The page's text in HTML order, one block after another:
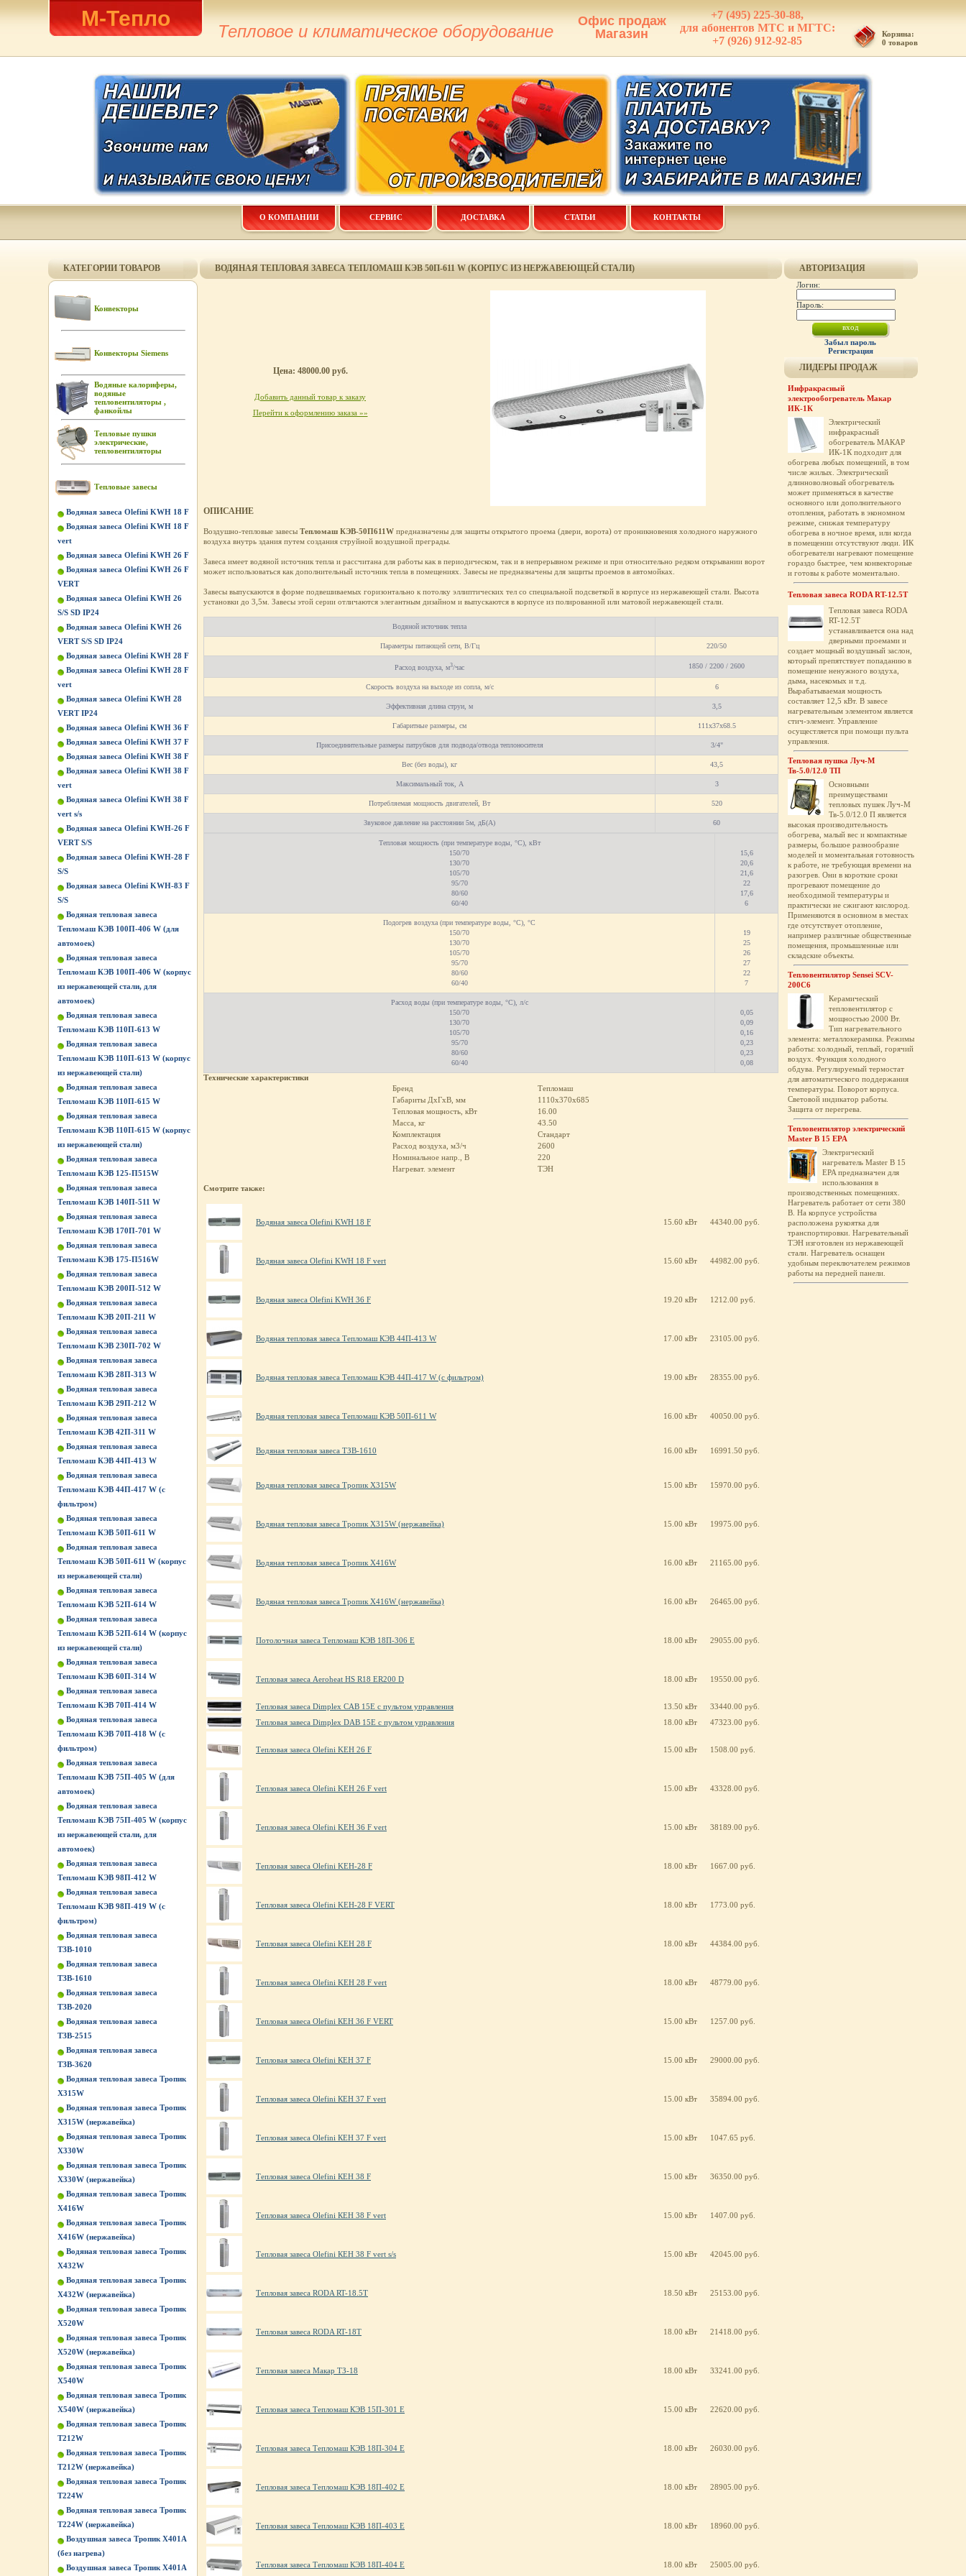
М-Тепло
Тепловое и климатическое оборудование
Офис продаж
Магазин
+7 (495) 225-30-88,
для абонентов МТС и МГТС:
+7 (926) 912-92-85
Корзина:
0 товаров
О КОМПАНИИ СЕРВИС ДОСТАВКА СТАТЬИ КОНТАКТЫ
КАТЕГОРИИ ТОВАРОВ
Конвекторы
Конвекторы Siemens
Водяные калориферы,
водяные
тепловентиляторы ,
фанкойлы
Тепловые пушки
электрические,
тепловентиляторы
Тепловые завесы
Водяная завеса Olefini KWH 18 F
Водяная завеса Olefini KWH 18 F
vert
Водяная завеса Olefini KWH 26 F
Водяная завеса Olefini KWH 26 F
VERT
Водяная завеса Olefini KWH 26
S/S SD IP24
Водяная завеса Olefini KWH 26
VERT S/S SD IP24
Водяная завеса Olefini KWH 28 F
Водяная завеса Olefini KWH 28 F
vert
Водяная завеса Olefini KWH 28
VERT IP24
Водяная завеса Olefini KWH 36 F
Водяная завеса Olefini KWH 37 F
Водяная завеса Olefini KWH 38 F
Водяная завеса Olefini KWH 38 F
vert
Водяная завеса Olefini KWH 38 F
vert s/s
Водяная завеса Olefini KWH-26 F
VERT S/S
Водяная завеса Olefini KWH-28 F
S/S
Водяная завеса Olefini KWH-83 F
S/S
Водяная тепловая завеса
Тепломаш КЭВ 100П-406 W (для
автомоек)
Водяная тепловая завеса
Тепломаш КЭВ 100П-406 W (корпус
из нержавеющей стали, для
автомоек)
Водяная тепловая завеса
Тепломаш КЭВ 110П-613 W
Водяная тепловая завеса
Тепломаш КЭВ 110П-613 W (корпус
из нержавеющей стали)
Водяная тепловая завеса
Тепломаш КЭВ 110П-615 W
Водяная тепловая завеса
Тепломаш КЭВ 110П-615 W (корпус
из нержавеющей стали)
Водяная тепловая завеса
Тепломаш КЭВ 125-П515W
Водяная тепловая завеса
Тепломаш КЭВ 140П-511 W
Водяная тепловая завеса
Тепломаш КЭВ 170П-701 W
Водяная тепловая завеса
Тепломаш КЭВ 175-П516W
Водяная тепловая завеса
Тепломаш КЭВ 200П-512 W
Водяная тепловая завеса
Тепломаш КЭВ 20П-211 W
Водяная тепловая завеса
Тепломаш КЭВ 230П-702 W
Водяная тепловая завеса
Тепломаш КЭВ 28П-313 W
Водяная тепловая завеса
Тепломаш КЭВ 29П-212 W
Водяная тепловая завеса
Тепломаш КЭВ 42П-311 W
Водяная тепловая завеса
Тепломаш КЭВ 44П-413 W
Водяная тепловая завеса
Тепломаш КЭВ 44П-417 W (с
фильтром)
Водяная тепловая завеса
Тепломаш КЭВ 50П-611 W
Водяная тепловая завеса
Тепломаш КЭВ 50П-611 W (корпус
из нержавеющей стали)
Водяная тепловая завеса
Тепломаш КЭВ 52П-614 W
Водяная тепловая завеса
Тепломаш КЭВ 52П-614 W (корпус
из нержавеющей стали)
Водяная тепловая завеса
Тепломаш КЭВ 60П-314 W
Водяная тепловая завеса
Тепломаш КЭВ 70П-414 W
Водяная тепловая завеса
Тепломаш КЭВ 70П-418 W (с
фильтром)
Водяная тепловая завеса
Тепломаш КЭВ 75П-405 W (для
автомоек)
Водяная тепловая завеса
Тепломаш КЭВ 75П-405 W (корпус
из нержавеющей стали, для
автомоек)
Водяная тепловая завеса
Тепломаш КЭВ 98П-412 W
Водяная тепловая завеса
Тепломаш КЭВ 98П-419 W (с
фильтром)
Водяная тепловая завеса
ТЗВ-1010
Водяная тепловая завеса
ТЗВ-1610
Водяная тепловая завеса
ТЗВ-2020
Водяная тепловая завеса
ТЗВ-2515
Водяная тепловая завеса
ТЗВ-3620
Водяная тепловая завеса Тропик
X315W
Водяная тепловая завеса Тропик
X315W (нержавейка)
Водяная тепловая завеса Тропик
X330W
Водяная тепловая завеса Тропик
X330W (нержавейка)
Водяная тепловая завеса Тропик
X416W
Водяная тепловая завеса Тропик
X416W (нержавейка)
Водяная тепловая завеса Тропик
X432W
Водяная тепловая завеса Тропик
X432W (нержавейка)
Водяная тепловая завеса Тропик
X520W
Водяная тепловая завеса Тропик
X520W (нержавейка)
Водяная тепловая завеса Тропик
X540W
Водяная тепловая завеса Тропик
X540W (нержавейка)
Водяная тепловая завеса Тропик
Т212W
Водяная тепловая завеса Тропик
Т212W (нержавейка)
Водяная тепловая завеса Тропик
Т224W
Водяная тепловая завеса Тропик
Т224W (нержавейка)
Воздушная завеса Тропик X401А
(без нагрева)
Воздушная завеса Тропик X401А
ВОДЯНАЯ ТЕПЛОВАЯ ЗАВЕСА ТЕПЛОМАШ КЭВ 50П-611 W (КОРПУС ИЗ НЕРЖАВЕЮЩЕЙ СТАЛИ)
Цена: 48000.00 руб.
Добавить данный товар к заказу
Перейти к оформлению заказа »»
ОПИСАНИЕ
Воздушно-тепловые завесы Тепломаш КЭВ-50П611W предназначены для защиты открытого проема (двери, ворота) от проникновения холодного наружного
воздуха внутрь здания путем создания струйной воздушной преграды.
Завеса имеет водяной источник тепла и рассчитана для работы как в периодическом, так и в непрерывном режиме и при относительно редком открывании ворот
может использоваться как дополнительный источник тепла в помещениях. Завесы не предназначены для защиты проемов в автомойках.
Завесы выпускаются в форме подвешиваемых горизонтально к потолку эллиптических тел со специальной подсветкой в корпусе из нержавеющей стали. Высота
установки до 3,5м. Завесы этой серии отличаются элегантным дизайном и выпускаются в корпусе из полированной или матовой нержавеющей стали.
Водяной источник тепла
Параметры питающей сети, В/Гц 220/50
Расход воздуха, м3/час 1850 / 2200 / 2600
Скорость воздуха на выходе из сопла, м/с 6
Эффективная длина струи, м 3,5
Габаритные размеры, см 111x37x68.5
Присоединительные размеры патрубков для подвода/отвода теплоносителя 3/4"
Вес (без воды), кг 43,5
Максимальный ток, А 3
Потребляемая мощность двигателей, Вт 520
Звуковое давление на расстоянии 5м, дБ(А) 60
Тепловая мощность (при температуре воды, °С), кВт
150/70
130/70
105/70
95/70
80/60
60/40
15,6
20,6
21,6
22
17,6
6
Подогрев воздуха (при температуре воды, °С), °С
150/70
130/70
105/70
95/70
80/60
60/40
19
25
26
27
22
7
Расход воды (при температуре воды, °С), л/с
150/70
130/70
105/70
95/70
80/60
60/40
0,05
0,09
0,16
0,23
0,23
0,08
Технические характеристики
Бренд
Тепломаш
Габариты ДхГхВ, мм
1110х370х685
Тепловая мощность, кВт
16.00
Масса, кг
43.50
Комплектация
Стандарт
Расход воздуха, м3/ч
2600
Номинальное напр., В
220
Нагреват. элемент
ТЭН
Смотрите также:
Водяная завеса Olefini KWH 18 F 15.60 кВт 44340.00 руб.
Водяная завеса Olefini KWH 18 F vert 15.60 кВт 44982.00 руб.
Водяная завеса Olefini KWH 36 F 19.20 кВт 1212.00 руб.
Водяная тепловая завеса Тепломаш КЭВ 44П-413 W 17.00 кВт 23105.00 руб.
Водяная тепловая завеса Тепломаш КЭВ 44П-417 W (с фильтром) 19.00 кВт 28355.00 руб.
Водяная тепловая завеса Тепломаш КЭВ 50П-611 W 16.00 кВт 40050.00 руб.
Водяная тепловая завеса ТЗВ-1610 16.00 кВт 16991.50 руб.
Водяная тепловая завеса Тропик X315W 15.00 кВт 15970.00 руб.
Водяная тепловая завеса Тропик X315W (нержавейка) 15.00 кВт 19975.00 руб.
Водяная тепловая завеса Тропик X416W 16.00 кВт 21165.00 руб.
Водяная тепловая завеса Тропик X416W (нержавейка) 16.00 кВт 26465.00 руб.
Потолочная завеса Тепломаш КЭВ 18П-306 Е 18.00 кВт 29055.00 руб.
Тепловая завеса Aeroheat HS R18 ER200 D 18.00 кВт 19550.00 руб.
Тепловая завеса Dimplex CAB 15E с пультом управления 13.50 кВт
33440.00 руб.
Тепловая завеса Dimplex DAB 15E с пультом управления
18.00 кВт 47323.00 руб.
Тепловая завеса Olefini KEH 26 F 15.00 кВт 1508.00 руб.
Тепловая завеса Olefini KEH 26 F vert 15.00 кВт 43328.00 руб.
Тепловая завеса Olefini KEH 36 F vert 15.00 кВт 38189.00 руб.
Тепловая завеса Olefini KEH-28 F 18.00 кВт 1667.00 руб.
Тепловая завеса Olefini KEH-28 F VERT 18.00 кВт 1773.00 руб.
Тепловая завеса Olefini KЕН 28 F 18.00 кВт 44384.00 руб.
Тепловая завеса Olefini KЕН 28 F vert 18.00 кВт 48779.00 руб.
Тепловая завеса Olefini КЕН 36 F VERT 15.00 кВт 1257.00 руб.
Тепловая завеса Olefini КЕН 37 F 15.00 кВт 29000.00 руб.
Тепловая завеса Olefini КЕН 37 F vert 15.00 кВт 35894.00 руб.
Тепловая завеса Olefini КЕН 37 F vert 15.00 кВт 1047.65 руб.
Тепловая завеса Olefini КЕН 38 F 15.00 кВт 36350.00 руб.
Тепловая завеса Olefini КЕН 38 F vert 15.00 кВт 1407.00 руб.
Тепловая завеса Olefini КЕН 38 F vert s/s 15.00 кВт 42045.00 руб.
Тепловая завеса RODA RT-18.5T 18.50 кВт 25153.00 руб.
Тепловая завеса RODA RT-18T 18.00 кВт 21418.00 руб.
Тепловая завеса Макар ТЗ-18 18.00 кВт 33241.00 руб.
Тепловая завеса Тепломаш КЭВ 15П-301 Е 15.00 кВт 22620.00 руб.
Тепловая завеса Тепломаш КЭВ 18П-304 Е 18.00 кВт 26030.00 руб.
Тепловая завеса Тепломаш КЭВ 18П-402 Е 18.00 кВт 28905.00 руб.
Тепловая завеса Тепломаш КЭВ 18П-403 Е 18.00 кВт 18960.00 руб.
Тепловая завеса Тепломаш КЭВ 18П-404 Е 18.00 кВт 25005.00 руб.
АВТОРИЗАЦИЯ
Логин:
Пароль:
Забыл пароль
Регистрация
ЛИДЕРЫ ПРОДАЖ
Инфракрасный
электрообогреватель Макар
ИК-1К
Электрический
инфракрасный
обогреватель МАКАР
ИК-1К подходит для
обогрева любых помещений, в том
числе жилых. Электрический
длинноволновый обогреватель
может применяться в качестве
основного или дополнительного
отопления, работать в экономном
режиме, снижая температуру
обогрева в ночное время, или когда
в помещении отсутствуют люди. ИК
обогреватели нагревают помещение
гораздо быстрее, чем конвекторные
и готовы к работе моментально.
Тепловая завеса RODA RT-12.5T
Тепловая завеса RODA
RT-12.5T
устанавливается она над
дверными проемами и
создает мощный воздушный заслон,
который препятствует попаданию в
помещение ненужного воздуха,
дыма, насекомых и т.д.
Вырабатываемая мощность
составляет 12,5 кВт. В завесе
нагревательным элементом является
стич-элемент. Управление
осущестляется при помощи пульта
управления.
Тепловая пушка Луч-М
Тв-5.0/12.0 ТП
Основными
преимуществами
тепловых пушек Луч-М
Тв-5.0/12.0 П является
высокая производительность
обогрева, малый вес и компактные
размеры, большое разнообразие
моделей и моментальная готовность
к работе, не требующая времени на
разогрев. Они в короткие сроки
прогревают помещение до
необходимой температуры и
практически не сжигают кислород.
Применяются в основном в местах
где отсутствует отопление,
например различные общественные
помещения, промышленные или
складские объекты.
Тепловентилятор Sensei SCV-
200C6
Керамический
тепловентилятор с
мощностью 2000 Вт.
Тип нагревательного
элемента: металлокерамика. Режимы
работы: холодный, теплый, горячий
воздух. Функция холодного
обдува. Регулируемый термостат
для автоматического поддержания
температуры. Поворот корпуса.
Световой индикатор работы.
Защита от перегрева.
Тепловентилятор электрический
Master B 15 EPA
Электрический
нагреватель Master B 15
EPA предназначен для
использования в
производственных помещениях.
Нагреватель работает от сети 380
В. На корпусе устройства
расположена рукоятка для
транспортировки. Нагревательный
ТЭН изготовлен из нержавеющей
стали. Нагреватель оснащен
удобным переключателем режимов
работы на передней панели.